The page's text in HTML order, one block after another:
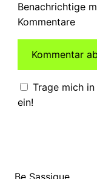
Benachrichtige
Kommentare
Trage mich
ein!
Be Sassique